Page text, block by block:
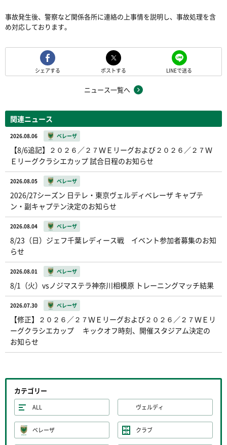
事故発生後、警察など関係各所に連絡の上事情を説明し、事故処理を含
め対応しております。
シェアする ポストする LINEで送る
ニュース一覧へ
関連ニュース
2026.08.06 ベレーザ
【8/6追記】２０２６／２７ＷＥリーグおよび２０２６／２７Ｗ
Ｅリーグクラシエカップ 試合日程のお知らせ
2026.08.05 ベレーザ
2026/27シーズン 日テレ・東京ヴェルディベレーザ キャプテ
ン・副キャプテン決定のお知らせ
2026.08.04 ベレーザ
8/23（日）ジェフ千葉レディース戦 イベント参加者募集のお知
らせ
2026.08.01 ベレーザ
8/1（火）vsノジマステラ神奈川相模原 トレーニングマッチ結果
2026.07.30 ベレーザ
【修正】２０２６／２７ＷＥリーグおよび２０２６／２７ＷＥリ
ーグクラシエカップ キックオフ時刻、開催スタジアム決定の
お知らせ
カテゴリー
ALL ヴェルディ
ベレーザ クラブ